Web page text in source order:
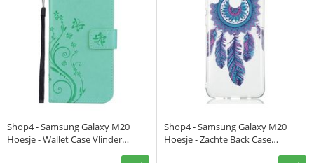
Shop4 - Samsung Galaxy M20
Hoesje - Wallet Case Vlinder
Shop4 - Samsung Galaxy M20
Hoesje - Zachte Back Case